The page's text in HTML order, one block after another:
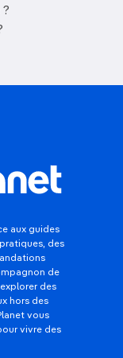
aux guides
des
de
des
hors des
vous
vivre des